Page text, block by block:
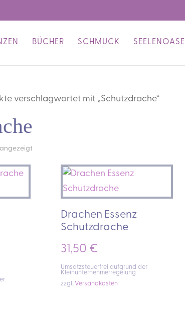
BÜCHER SCHMUCK SEELENOASE
verschlagwortet mit „Schutzdrache“
Drachen Essenz
Schutzdrache
31,50 €
Umsatzsteuerfrei aufgrund der
Kleinunternehmerregelung
zzgl. Versandkosten